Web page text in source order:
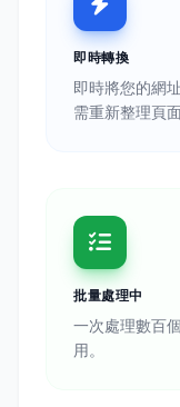
即時轉換
即時將您的網
需重新整理頁面
批量處理中
一次處理數百
用。